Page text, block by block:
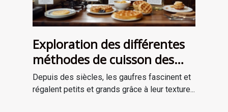
Exploration des différentes
méthodes de cuisson des
gaufres à travers les âges
Depuis des siècles, les gaufres fascinent et
régalent petits et grands grâce à leur texture...